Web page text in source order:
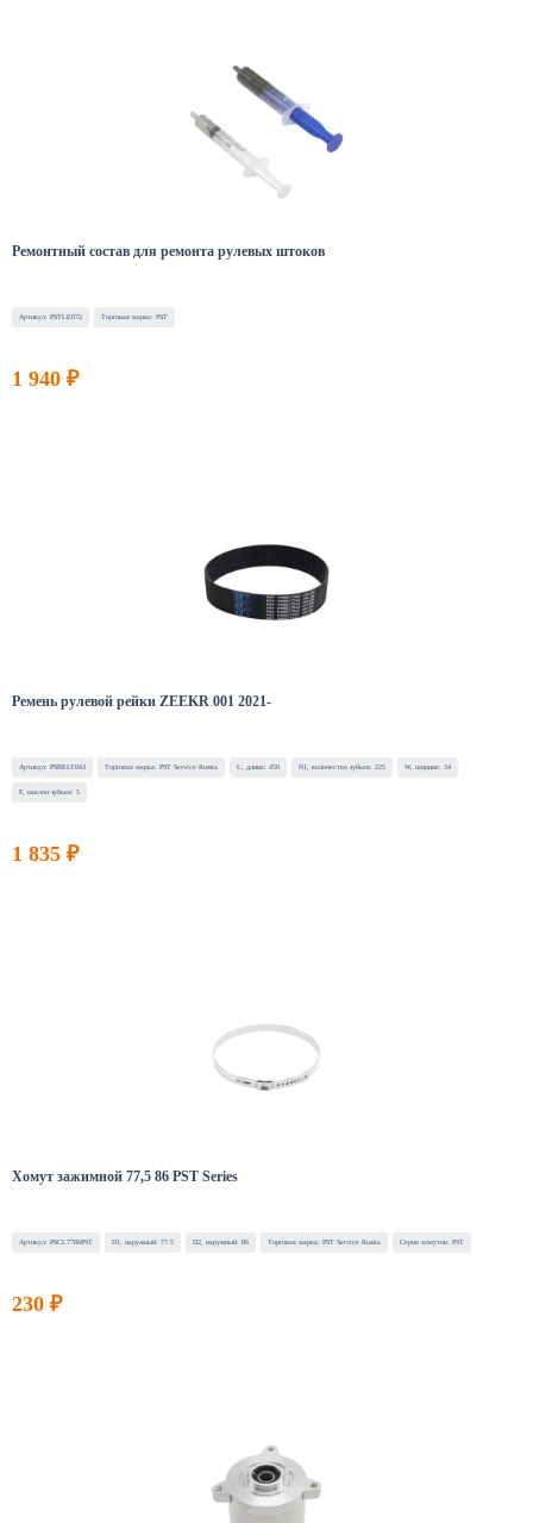
Ремонтный состав для ремонта рулевых штоков
Артикул: PSTLE072 Торговая марка: PST
1 940 ₽
Ремень рулевой рейки ZEEKR 001 2021-
Артикул: PSBELT043 Торговая марка: PST Service Russia L, длина: 450 N1, количество зубьев: 225 W, ширина: 34
F, наклон зубьев: 5
1 835 ₽
Хомут зажимной 77,5 86 PST Series
Артикул: PSCL7786PST D1, наружный: 77.5 D2, наружный: 86 Торговая марка: PST Service Russia Серия хомутов: PST
230 ₽